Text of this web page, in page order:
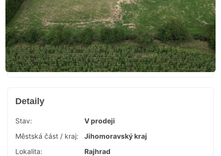
Detaily
Stav:
V prodeji
Městská část / kraj:
Jihomoravský kraj
Lokalita:
Rajhrad